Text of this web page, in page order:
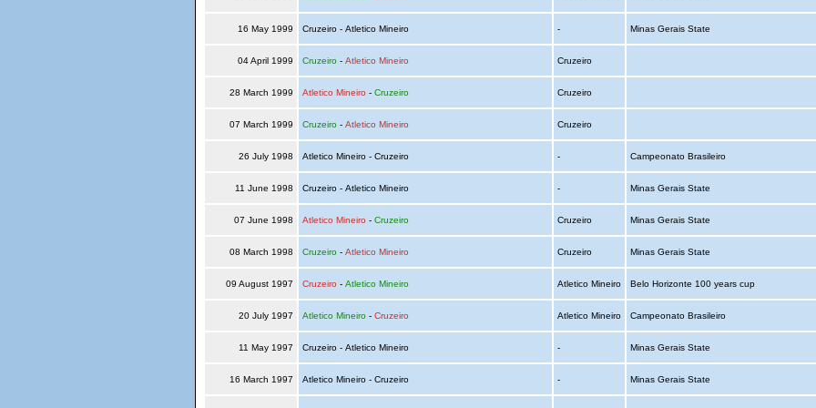
16 May 1999 Cruzeiro - Atletico Mineiro - Minas Gerais State
04 April 1999 Cruzeiro- Atletico Mineiro Cruzeiro
28 March 1999 Atletico Mineiro - Cruzeiro Cruzeiro
07 March 1999 Cruzeiro- Atletico Mineiro Cruzeiro
26 July 1998 Atletico Mineiro - Cruzeiro - Campeonato Brasileiro
11 June 1998 Cruzeiro - Atletico Mineiro - Minas Gerais State
07 June 1998 Atletico Mineiro - Cruzeiro Cruzeiro Minas Gerais State
08 March 1998 Cruzeiro- Atletico Mineiro Cruzeiro Minas Gerais State
09 August 1997 Cruzeiro - Atletico Mineiro Atletico Mineiro Belo Horizonte 100 years cup
20 July 1997 Atletico Mineiro- Cruzeiro Atletico Mineiro Campeonato Brasileiro
11 May 1997 Cruzeiro - Atletico Mineiro - Minas Gerais State
16 March 1997 Atletico Mineiro - Cruzeiro - Minas Gerais State